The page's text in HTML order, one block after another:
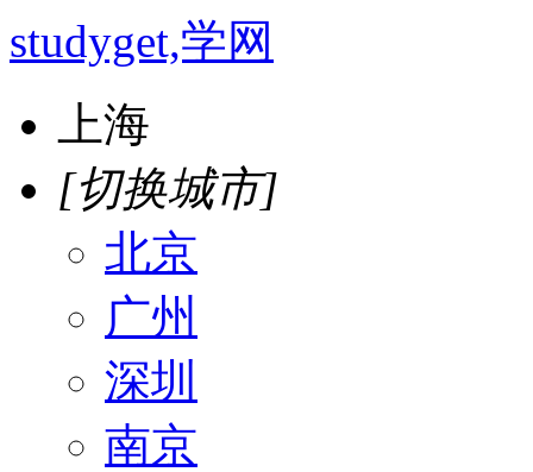
studyget,学网
上海
[切换城市]
北京
广州
深圳
南京